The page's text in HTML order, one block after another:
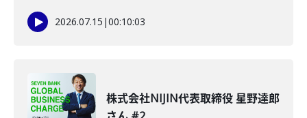
2026.07.15 |00:10:03
株式会社NIJIN代表取締役 星野達郎